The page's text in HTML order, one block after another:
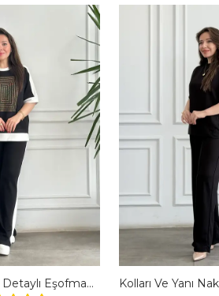
Önü Kare Taş Detaylı Eşofman Takımı